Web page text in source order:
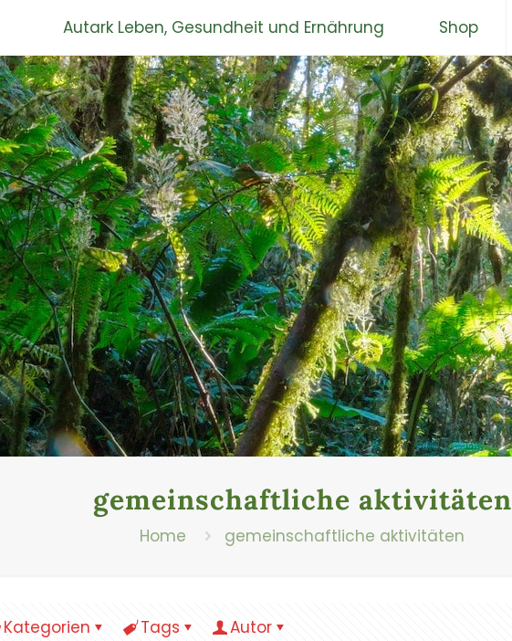
Autark Leben, Gesundheit und Ernährung Shop
gemeinschaftliche aktivitäten
Home gemeinschaftliche aktivitäten
Kategorien Tags Autor